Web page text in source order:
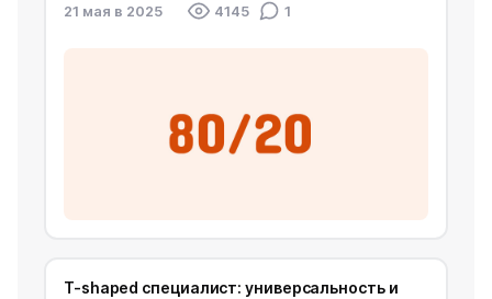
21 мая в 2025 4145 1
T-shaped специалист: универсальность и